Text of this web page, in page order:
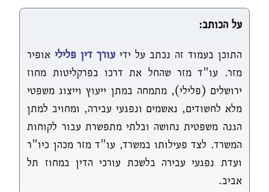
על הכותב:
התוכן בעמוד זה נכתב על ידי עורך דין פליליאופיר
מזר. עו"ד מזר שהחל את דרכו בפרקליטות מחוז
ירושלים (פלילי), מתמחה במתן ייעוץ וייצוג משפטי
מלא לחשודים, נאשמים ונפגעי עבירה, ומחויב למתן
הגנה משפטית נחושה ובלתי מתפשרת עבור לקוחות
המשרד. לצד פעילותו במשרד, עו"ד מזר מכהן כיו"ר
ועדת נפגעי עבירה בלשכת עורכי הדין במחוז תל
אביב.